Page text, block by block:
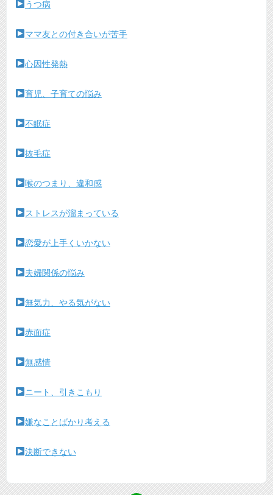
うつ病
ママ友との付き合いが苦手
心因性発熱
育児、子育ての悩み
不眠症
抜毛症
喉のつまり、違和感
ストレスが溜まっている
恋愛が上手くいかない
夫婦関係の悩み
無気力、やる気がない
赤面症
無感情
ニート、引きこもり
嫌なことばかり考える
決断できない